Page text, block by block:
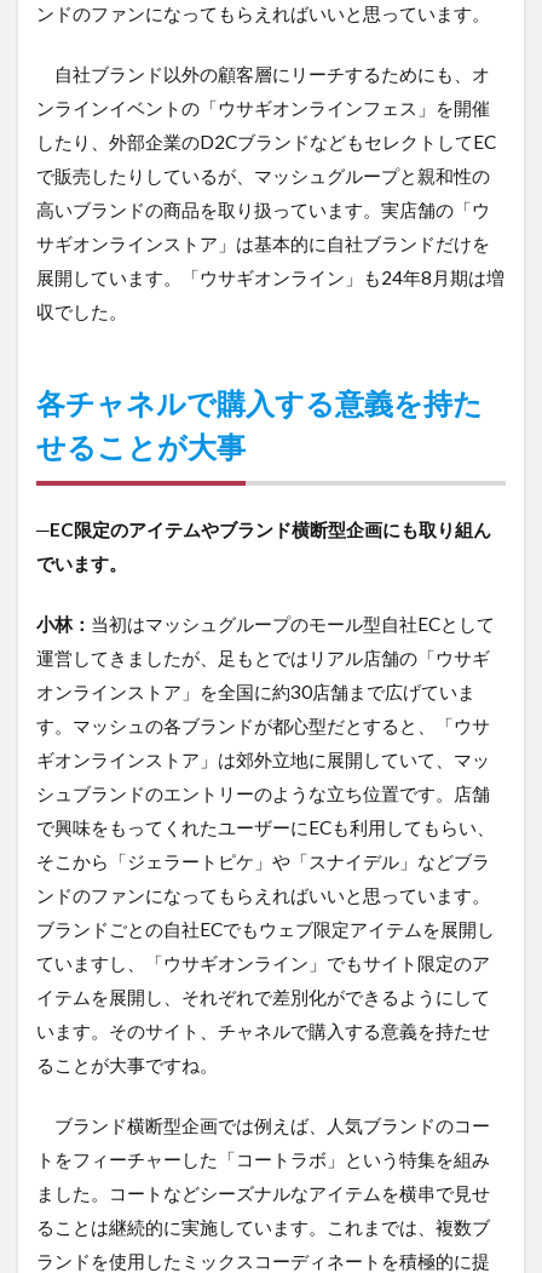
ンドのファンになってもらえればいいと思っています。
自社ブランド以外の顧客層にリーチするためにも、オ
ンラインイベントの「ウサギオンラインフェス」を開催
したり、外部企業のD2CブランドなどもセレクトしてEC
で販売したりしているが、マッシュグループと親和性の
高いブランドの商品を取り扱っています。実店舗の「ウ
サギオンラインストア」は基本的に自社ブランドだけを
展開しています。「ウサギオンライン」も24年8月期は増
収でした。
各チャネルで購入する意義を持た
せることが大事
─EC限定のアイテムやブランド横断型企画にも取り組ん
でいます。
小林： 当初はマッシュグループのモール型自社ECとして
運営してきましたが、足もとではリアル店舗の「ウサギ
オンラインストア」を全国に約30店舗まで広げていま
す。マッシュの各ブランドが都心型だとすると、「ウサ
ギオンラインストア」は郊外立地に展開していて、マッ
シュブランドのエントリーのような立ち位置です。店舗
で興味をもってくれたユーザーにECも利用してもらい、
そこから「ジェラートピケ」や「スナイデル」などブラ
ンドのファンになってもらえればいいと思っています。
ブランドごとの自社ECでもウェブ限定アイテムを展開し
ていますし、「ウサギオンライン」でもサイト限定のア
イテムを展開し、それぞれで差別化ができるようにして
います。そのサイト、チャネルで購入する意義を持たせ
ることが大事ですね。
ブランド横断型企画では例えば、人気ブランドのコー
トをフィーチャーした「コートラボ」という特集を組み
ました。コートなどシーズナルなアイテムを横串で見せ
ることは継続的に実施しています。これまでは、複数ブ
ランドを使用したミックスコーディネートを積極的に提